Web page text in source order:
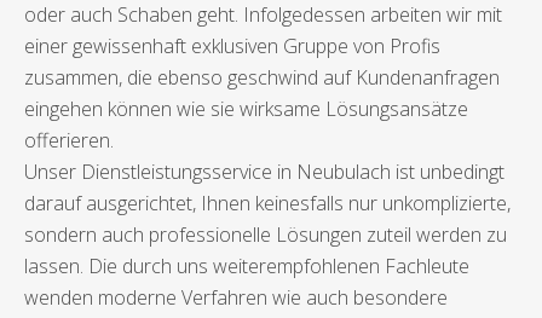
oder auch Schaben geht. Infolgedessen arbeiten wir mit
einer gewissenhaft exklusiven Gruppe von Profis
zusammen, die ebenso geschwind auf Kundenanfragen
eingehen können wie sie wirksame Lösungsansätze
offerieren.
Unser Dienstleistungsservice in Neubulach ist unbedingt
darauf ausgerichtet, Ihnen keinesfalls nur unkomplizierte,
sondern auch professionelle Lösungen zuteil werden zu
lassen. Die durch uns weiterempfohlenen Fachleute
wenden moderne Verfahren wie auch besondere